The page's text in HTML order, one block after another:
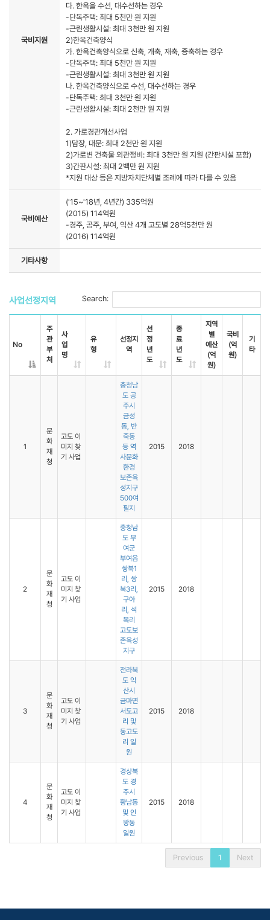
국비지원
다. 한옥을 수선, 대수선하는 경우
-단독주택: 최대 5천만 원 지원
-근린생활시설: 최대 3천만 원 지원
2)한옥건축양식
가. 한옥건축양식으로 신축, 개축, 재축, 증축하는 경우
-단독주택: 최대 5천만 원 지원
-근린생활시설: 최대 3천만 원 지원
나. 한옥건축양식으로 수선, 대수선하는 경우
-단독주택: 최대 3천만 원 지원
-근린생활시설: 최대 2천만 원 지원
2. 가로경관개선사업
1)담장, 대문: 최대 2천만 원 지원
2)가로변 건축물 외관정비: 최대 3천만 원 지원 (간판시설 포함)
3)간판시설: 최대 2백만 원 지원
*지원 대상 등은 지방자치단체별 조례에 따라 다를 수 있음
국비예산
('15~'18년, 4년간) 335억원
(2015) 114억원
-경주, 공주, 부여, 익산 4개 고도별 28억5천만 원
(2016) 114억원
기타사항
사업선정지역 Search:
No
주
관
부
처
사
업
명
유
형
선정지
역
선
정
년
도
종
료
년
도
지역
별
예산
(억
원)
국비
(억
원)
기
타
1
문
화
재
청
고도 이
미지 찾
기 사업
충청남
도 공
주시
금성
동, 반
죽동
등 역
사문화
환경
보존육
성지구
500여
필지
2015 2018
2
문
화
재
청
고도 이
미지 찾
기 사업
충청남
도 부
여군
부여읍
쌍북1
리, 쌍
북3리,
구아
리, 석
목리
고도보
존육성
지구
2015 2018
3
문
화
재
청
고도 이
미지 찾
기 사업
전라북
도 익
산시
금마면
서도고
리 및
동고도
리 일
원
2015 2018
4
문
화
재
청
고도 이
미지 찾
기 사업
경상북
도 경
주시
황남동
및 인
왕동
일원
2015 2018
Previous 1 Next